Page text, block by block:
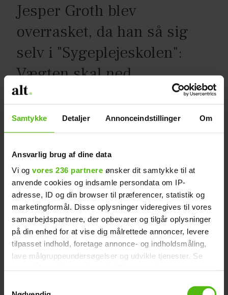
Samtykke Detaljer Annonceindstillinger Om
Ansvarlig brug af dine data
Vi og vores 236 partnere ønsker dit samtykke til at
anvende cookies og indsamle persondata om IP-
adresse, ID og din browser til præferencer, statistik og
marketingformål. Disse oplysninger videregives til vores
samarbejdspartnere, der opbevarer og tilgår oplysninger
på din enhed for at vise dig målrettede annoncer, levere
tilpasset indhold, foretage annonce- og indholdsmåling,
lave målgruppeundersøgelser og udvikle tjenester. Se
tilbage eller ændre indstillinger fra vores
Jesper Groth blev
overrasket, da han så sig
selv i "Sygeplejeskolen":
Vægten skal ned